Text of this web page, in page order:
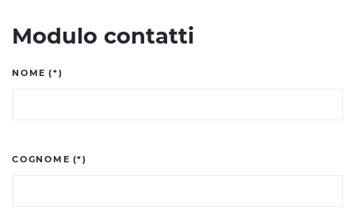
Modulo contatti
NOME (*)
COGNOME (*)